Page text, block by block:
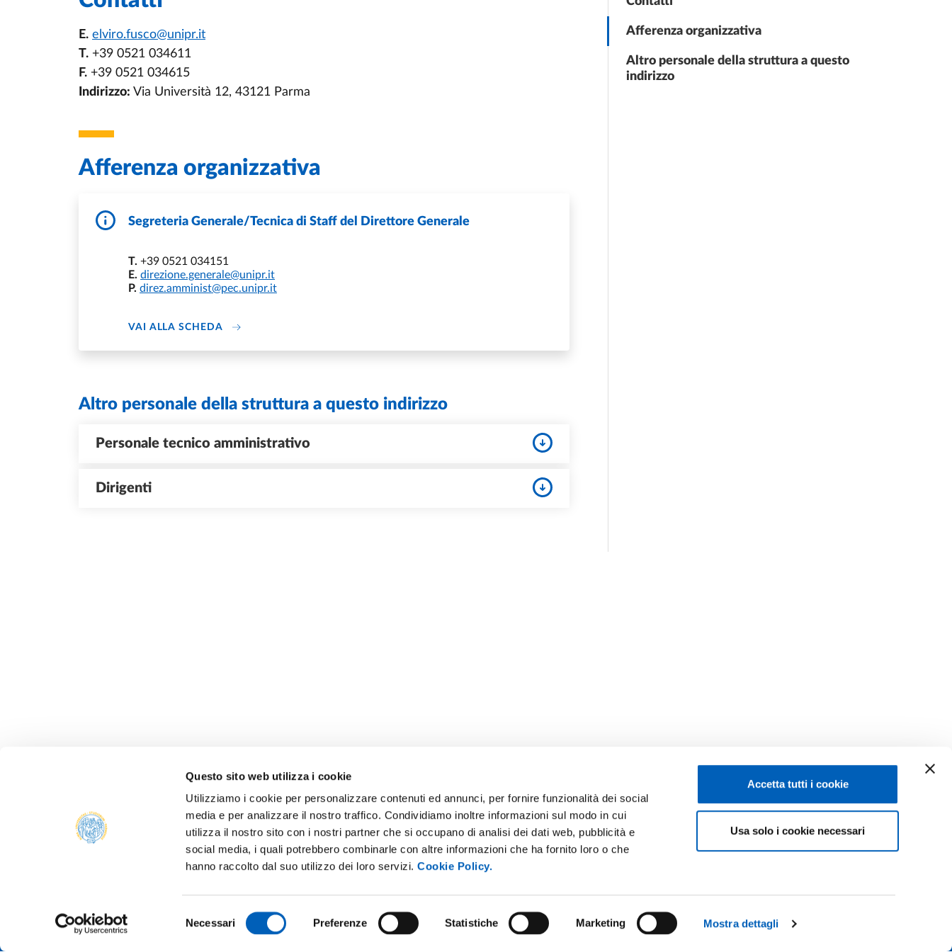
Questo sito web utilizza i cookie
Utilizziamo i cookie per personalizzare contenuti ed annunci, per fornire funzionalità dei social
media e per analizzare il nostro traffico. Condividiamo inoltre informazioni sul modo in cui
utilizza il nostro sito con i nostri partner che si occupano di analisi dei dati web, pubblicità e
social media, i quali potrebbero combinarle con altre informazioni che ha fornito loro o che
hanno raccolto dal suo utilizzo dei loro servizi.Cookie Policy.
del
Necessari Preferenze Statistiche Marketing Mostra dettagli
Accetta tutti i cookie
Usa solo i cookie necessari
CONTATTACI
Afferenza organizzativa
Altro personale della struttura a questo
indirizzo
E. elviro.fusco@unipr.it
T. +39 0521 034611
F. +39 0521 034615
Indirizzo: Via Università 12, 43121 Parma
Afferenza organizzativa
Segreteria Generale/Tecnica di Staff del Direttore Generale
T. +39 0521 034151
E. direzione.generale@unipr.it
P. direz.amminist@pec.unipr.it
VAI ALLA SCHEDA DI SEGRETERIA GENERALE/TECNICA DI STAFF DEL DIRETTORE GENERALE
Altro personale della struttura a questo indirizzo
Personale tecnico amministrativo
Dirigenti
Via Università, 12 - I 43121 Parma
ALBO ONLINE
PARMA
AMMINISTRAZIONE TRASPARENTE
SOSTIENI L'ATENEO
Facebook Linkedin